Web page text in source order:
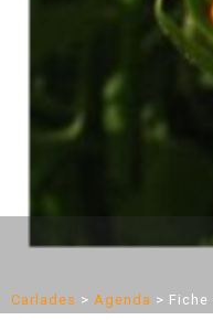
Carlades > Agenda > Fiche